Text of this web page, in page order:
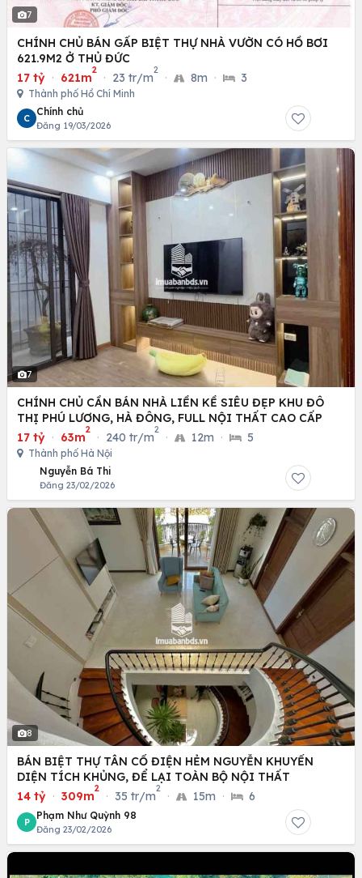
7
CHÍNH CHỦ BÁN GẤP BIỆT THỰ NHÀ VƯỜN CÓ HỒ BƠI
621.9M2 Ở THỦ ĐỨC
17 tỷ · 621m
2
· 23 tr/m
2
· 8m · 3
Thành phố Hồ Chí Minh
C
Chính chủ
Đăng 19/03/2026
7
CHÍNH CHỦ CẦN BÁN NHÀ LIỀN KỀ SIÊU ĐẸP KHU ĐÔ
THỊ PHÚ LƯƠNG, HÀ ĐÔNG, FULL NỘI THẤT CAO CẤP
17 tỷ · 63m
2
· 240 tr/m
2
· 12m · 5
Thành phố Hà Nội
Nguyễn Bá Thi
Đăng 23/02/2026
8
BÁN BIỆT THỰ TÂN CỔ ĐIỆN HẺM NGUYỄN KHUYẾN
DIỆN TÍCH KHỦNG, ĐỂ LẠI TOÀN BỘ NỘI THẤT
14 tỷ · 309m
2
· 35 tr/m
2
· 15m · 6
P
Phạm Như Quỳnh 98
Đăng 23/02/2026